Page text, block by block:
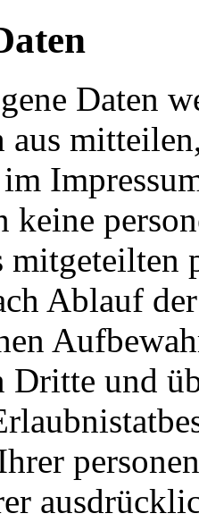
Daten
aus
keine
Ablauf
Dritte und